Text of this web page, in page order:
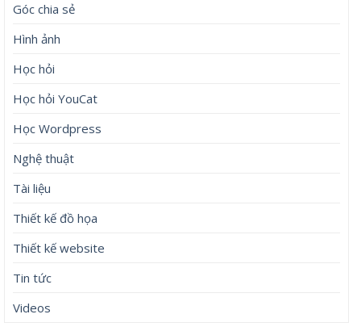
Góc chia sẻ
Hình ảnh
Học hỏi
Học hỏi YouCat
Học Wordpress
Nghệ thuật
Tài liệu
Thiết kế đồ họa
Thiết kế website
Tin tức
Videos